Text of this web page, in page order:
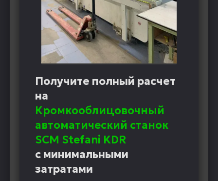
Получите полный расчет
на
Кромкооблицовочный
автоматический станок
SCM Stefani KDR
с минимальными
затратами